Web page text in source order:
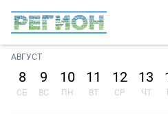
АВГУСТ
8
СБ
9
ВС
10
ПН
11
ВТ
12
СР
13
ЧТ